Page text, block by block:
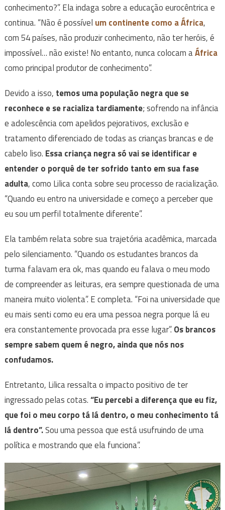
conhecimento?”. Ela indaga sobre a educação eurocêntrica e
continua. “Não é possível um continente como aÁfrica,
com 54 países, não produzir conhecimento, não ter heróis, é
impossível… não existe! No entanto, nunca colocam aÁfrica
como principal produtor de conhecimento”.
Devido a isso, temos uma população negra que se
reconhece e se racializa tardiamente; sofrendo na infância
e adolescência com apelidos pejorativos, exclusão e
tratamento diferenciado de todas as crianças brancas e de
cabelo liso. Essa criança negra só vai se identificar e
entender o porquê de ter sofrido tanto em sua fase
adulta, como Lilica conta sobre seu processo de racialização.
“Quando eu entro na universidade e começo a perceber que
eu sou um perfil totalmente diferente”.
Ela também relata sobre sua trajetória acadêmica, marcada
pelo silenciamento. “Quando os estudantes brancos da
turma falavam era ok, mas quando eu falava o meu modo
de compreender as leituras, era sempre questionada de uma
maneira muito violenta”. E completa. “Foi na universidade que
eu mais senti como eu era uma pessoa negra porque lá eu
era constantemente provocada pra esse lugar”.Os brancos
sempre sabem quem é negro, ainda que nós nos
confudamos.
Entretanto, Lilica ressalta o impacto positivo de ter
ingressado pelas cotas.“Eu percebi a diferença que eu fiz,
que foi o meu corpo tá lá dentro, o meu conhecimento tá
lá dentro”.Sou uma pessoa que está usufruindo de uma
política e mostrando que ela funciona”.